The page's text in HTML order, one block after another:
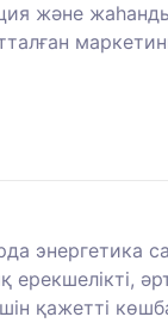
және
энергетика
ерекшелікті,
қажетті